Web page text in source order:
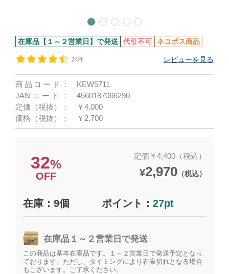
在庫品【１～２営業日】で発送 代引不可 ネコポス商品
24件 レビューを見る
商品コード：
KEW5711
JANコード：
4560187066290
定価（税抜）：
￥4,000
価格（税抜）：
￥2,700
32%
OFF
定価￥4,400（税込）
¥2,970（税込）
在庫：9個 ポイント： 27pt
在庫品１～２営業日で発送
この商品は基本在庫品です。１～２営業日で発送予定となっ
ております。ただし、タイミングにより在庫切れとなる場合
もございます。ご了承ください。